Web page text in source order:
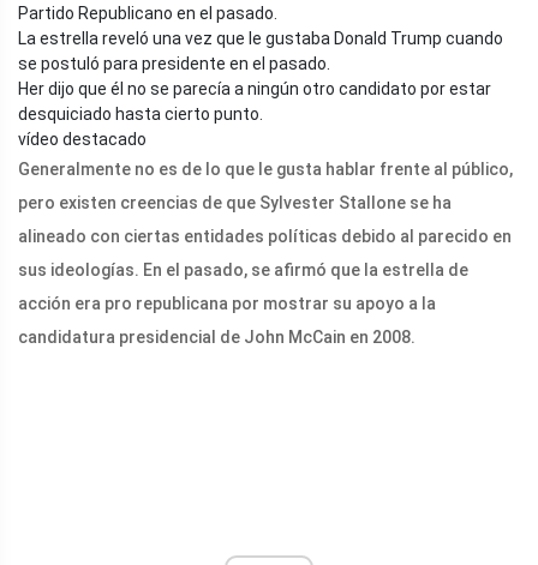
Partido Republicano en el pasado.
La estrella reveló una vez que le gustaba Donald Trump cuando
se postuló para presidente en el pasado.
Her dijo que él no se parecía a ningún otro candidato por estar
desquiciado hasta cierto punto.
vídeo destacado
Generalmente no es de lo que le gusta hablar frente al público,
pero existen creencias de que Sylvester Stallone se ha
alineado con ciertas entidades políticas debido al parecido en
sus ideologías. En el pasado, se afirmó que la estrella de
acción era pro republicana por mostrar su apoyo a la
candidatura presidencial de John McCain en 2008.